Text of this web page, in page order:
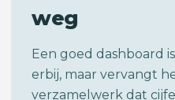
weg
Een goed dashboard
erbij, maar vervangt
verzamelwerk dat